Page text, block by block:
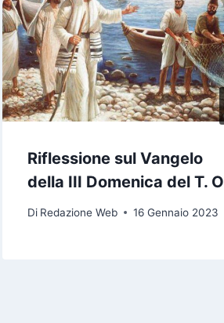
Riflessione sul Vangelo
della III Domenica del T. O
Di Redazione Web 16 Gennaio 2023